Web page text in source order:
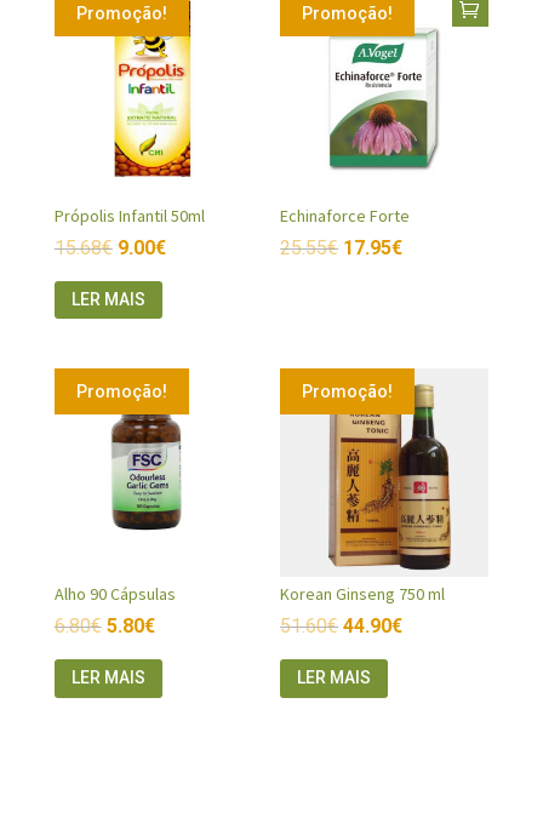
Promoção!
Própolis Infantil 50ml
15.68€ 9.00€
LER MAIS
Promoção!
Echinaforce Forte
25.55€ 17.95€
Promoção!
Alho 90 Cápsulas
6.80€ 5.80€
LER MAIS
Promoção!
Korean Ginseng 750 ml
51.60€ 44.90€
LER MAIS